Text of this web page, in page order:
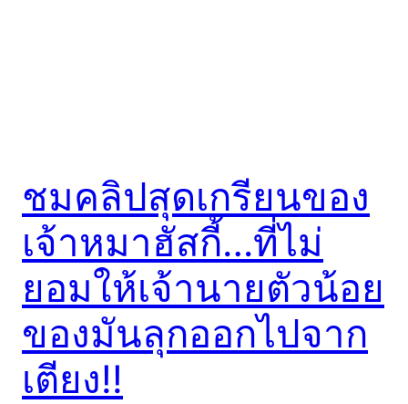
ชมคลิปสุดเกรียนของ
เจ้าหมาฮัสกี้…ที่ไม่
ยอมให้เจ้านายตัวน้อย
ของมันลุกออกไปจาก
เตียง!!